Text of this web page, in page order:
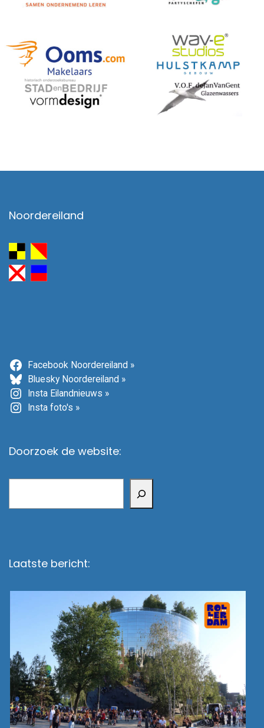
Noordereiland
Facebook Noordereiland »
Bluesky Noordereiland »
Insta Eilandnieuws »
Insta foto's »
Doorzoek de website:
Laatste bericht: